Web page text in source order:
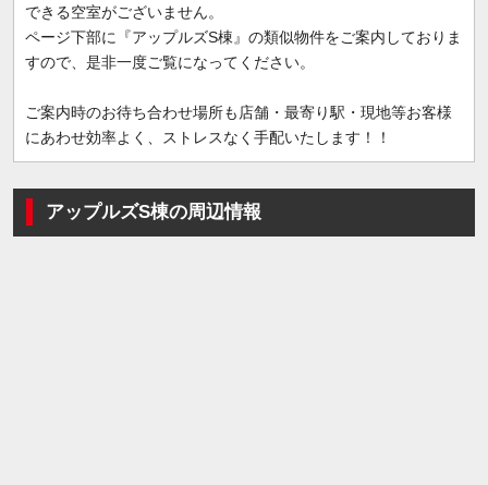
できる空室がございません。
ページ下部に『アップルズS棟』の類似物件をご案内しておりま
すので、是非一度ご覧になってください。
ご案内時のお待ち合わせ場所も店舗・最寄り駅・現地等お客様
にあわせ効率よく、ストレスなく手配いたします！！
アップルズS棟の周辺情報